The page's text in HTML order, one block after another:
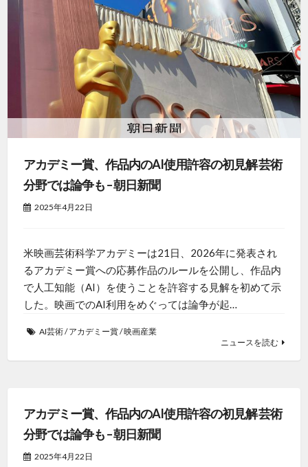
アカデミー賞、作品内のAI使用許容の初見解 芸術
分野では論争も – 朝日新聞
2025年4月22日
米映画芸術科学アカデミーは21日、2026年に発表され
るアカデミー賞への応募作品のルールを公開し、作品内
で人工知能（AI）を使うことを許容する見解を初めて示
した。映画でのAI利用をめぐっては論争が起…
AI芸術/アカデミー賞/映画産業
ニュースを読む
アカデミー賞、作品内のAI使用許容の初見解 芸術
分野では論争も – 朝日新聞
2025年4月22日